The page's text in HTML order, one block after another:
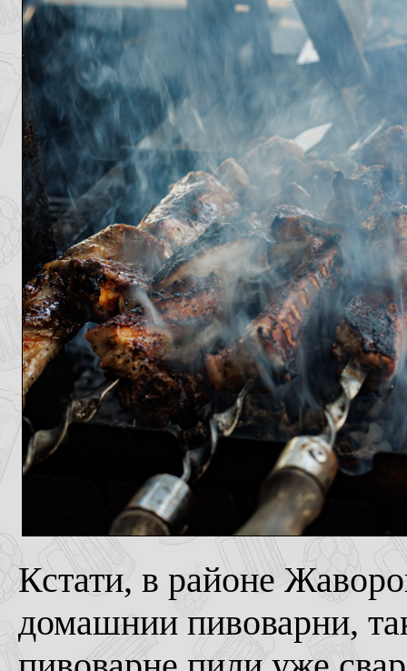
Кстати, в районе
домашнии пивоварни,